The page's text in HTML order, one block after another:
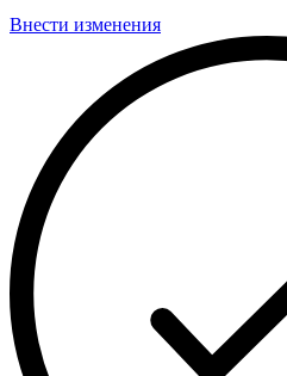
Внести изменения